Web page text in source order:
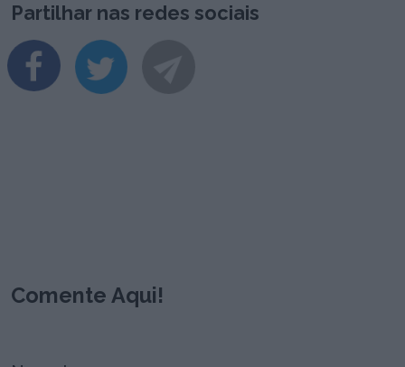
Partilhar nas redes sociais
Comente Aqui!